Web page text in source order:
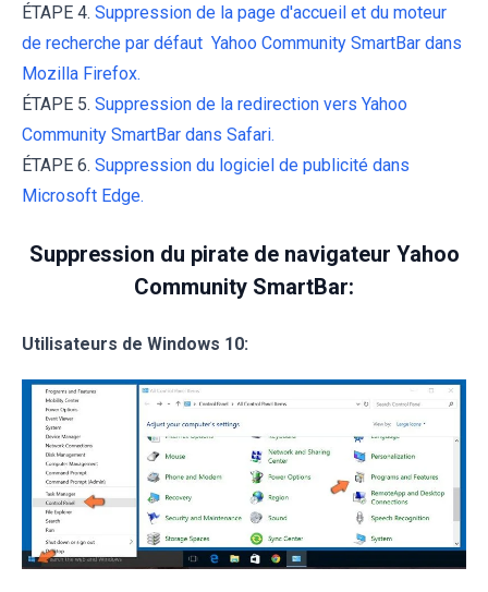
ÉTAPE 4. Suppression de la page d'accueil et du moteur
de recherche par défaut Yahoo Community SmartBar dans
Mozilla Firefox.
ÉTAPE 5. Suppression de la redirection vers Yahoo
Community SmartBar dans Safari.
ÉTAPE 6. Suppression du logiciel de publicité dans
Microsoft Edge.
Suppression du pirate de navigateur Yahoo
Community SmartBar:
Utilisateurs de Windows 10: